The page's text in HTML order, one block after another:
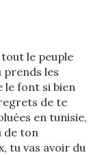
le peuple
les
le font si bien
de te
en tunisie,
de ton
tu vas avoir du